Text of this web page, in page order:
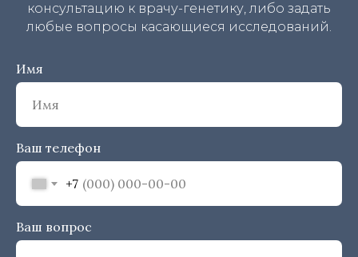
консультацию к врачу-генетику, либо задать
любые вопросы касающиеся исследований.
Имя
Ваш телефон
+7
Ваш вопрос